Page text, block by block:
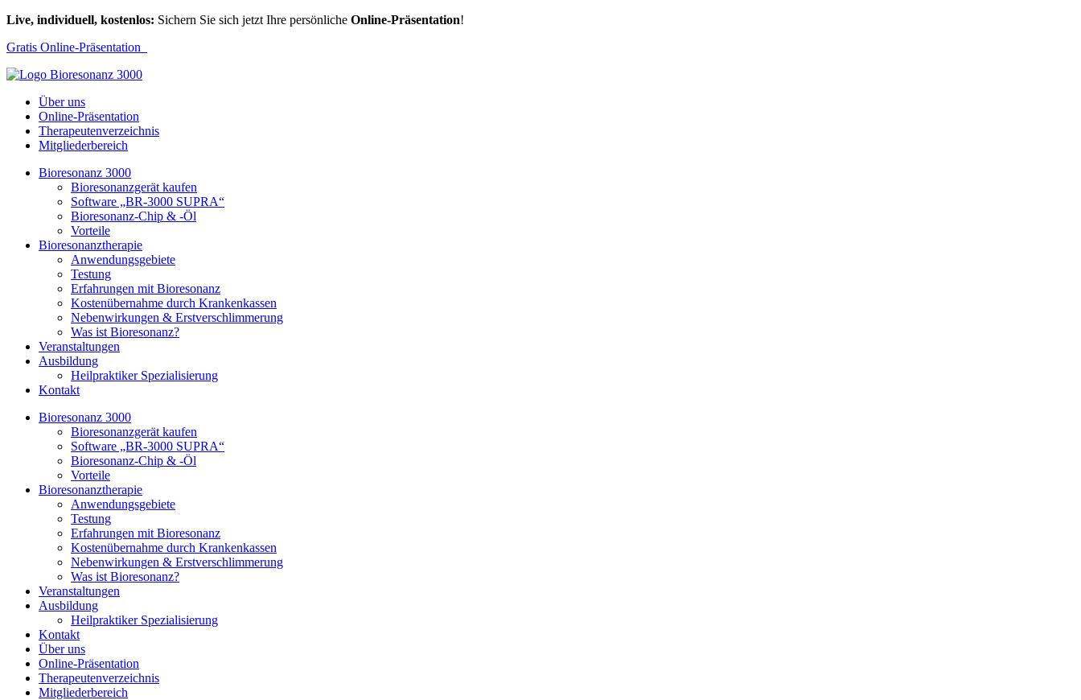
Live, individuell, kostenlos: Sichern Sie sich jetzt Ihre persönliche Online-Präsentation!
Gratis Online-Präsentation
Über uns
Online-Präsentation
Therapeutenverzeichnis
Mitgliederbereich
Bioresonanz 3000
Bioresonanzgerät kaufen
Software „BR-3000 SUPRA“
Bioresonanz-Chip & -Öl
Vorteile
Bioresonanztherapie
Anwendungsgebiete
Testung
Erfahrungen mit Bioresonanz
Kostenübernahme durch Krankenkassen
Nebenwirkungen & Erstverschlimmerung
Was ist Bioresonanz?
Veranstaltungen
Ausbildung
Heilpraktiker Spezialisierung
Kontakt
Bioresonanz 3000
Bioresonanzgerät kaufen
Software „BR-3000 SUPRA“
Bioresonanz-Chip & -Öl
Vorteile
Bioresonanztherapie
Anwendungsgebiete
Testung
Erfahrungen mit Bioresonanz
Kostenübernahme durch Krankenkassen
Nebenwirkungen & Erstverschlimmerung
Was ist Bioresonanz?
Veranstaltungen
Ausbildung
Heilpraktiker Spezialisierung
Kontakt
Über uns
Online-Präsentation
Therapeutenverzeichnis
Mitgliederbereich